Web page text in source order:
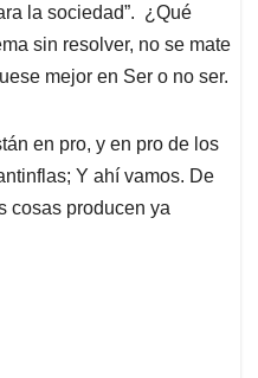
la sociedad”. ¿Qué
sin resolver, no se mate
mejor en Ser o no ser.
en pro, y en pro de los
Y ahí vamos. De
cosas producen ya